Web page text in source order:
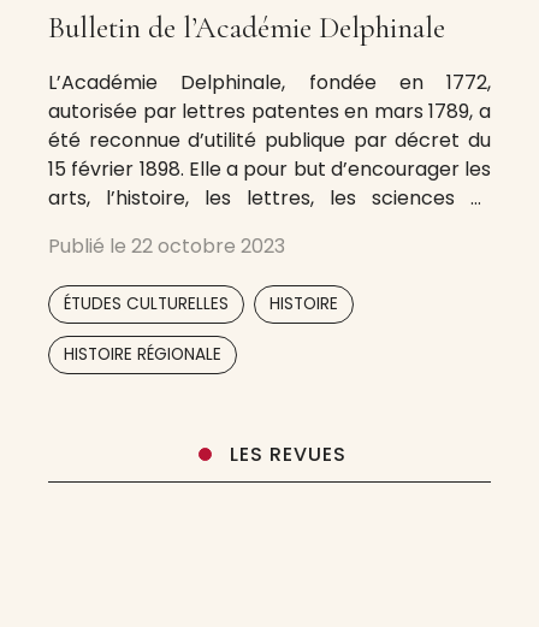
Bulletin de l’Académie Delphinale
L’Académie Delphinale, fondée en 1772,
autorisée par lettres patentes en mars 1789, a
été reconnue d’utilité publique par décret du
15 février 1898. Elle a pour but d’encourager les
arts, l’histoire, les lettres, les sciences et
toutes études intéressant les départements
de l’Isère, de la Drôme et des Hautes-Alpes
Publié le 22 octobre 2023
ÉTUDES CULTURELLES HISTOIRE
HISTOIRE RÉGIONALE
LES REVUES